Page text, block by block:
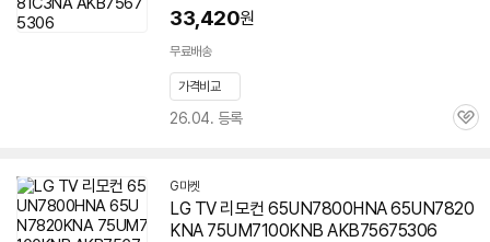
33,420원
무료배송
가격비교
26.04. 등록
관
G마켓
LG TV 리모컨 65UN7800HNA 65UN7820
KNA 75UM7100KNB AKB75675306